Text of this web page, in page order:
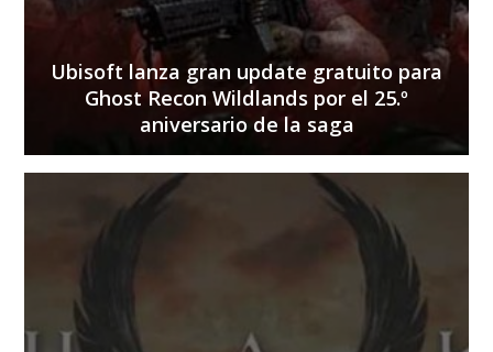
Ubisoft lanza gran update gratuito para
Ghost Recon Wildlands por el 25.º
aniversario de la saga